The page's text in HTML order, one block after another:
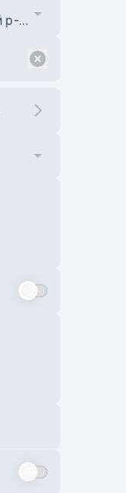
Карабулак (Ескельдинский р-н)